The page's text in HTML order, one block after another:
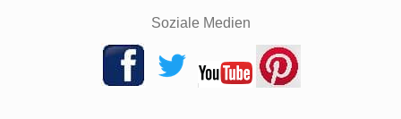
Soziale Medien